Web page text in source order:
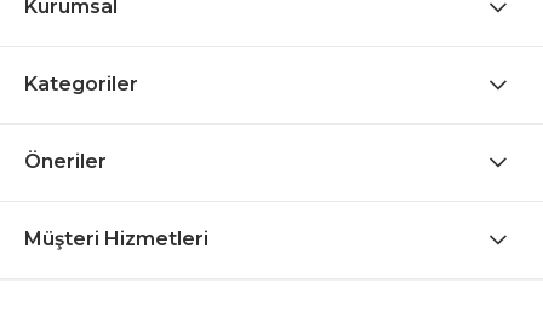
Kurumsal
Kategoriler
Öneriler
Müşteri Hizmetleri